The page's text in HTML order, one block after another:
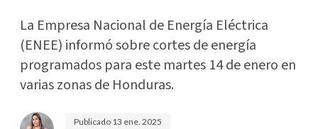
La Empresa Nacional de Energía Eléctrica
(ENEE) informó sobre cortes de energía
programados para este martes 14 de enero en
varias zonas de Honduras.
Publicado 13 ene. 2025